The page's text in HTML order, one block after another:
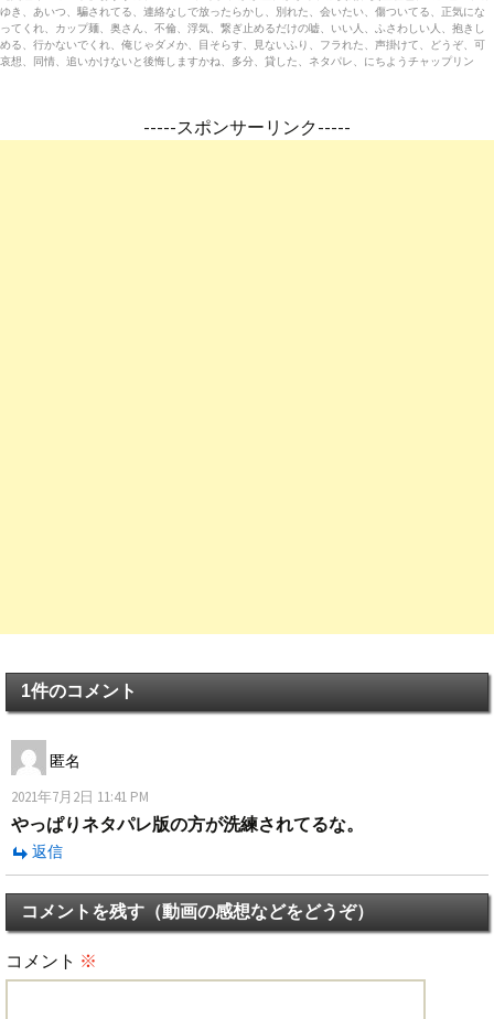
ゆき、あいつ、騙されてる、連絡なしで放ったらかし、別れた、会いたい、傷ついてる、正気にな
ってくれ、カップ麺、奥さん、不倫、浮気、繋ぎ止めるだけの嘘、いい人、ふさわしい人、抱きし
める、行かないでくれ、俺じゃダメか、目そらす、見ないふり、フラれた、声掛けて、どうぞ、可
哀想、同情、追いかけないと後悔しますかね、多分、貸した、ネタパレ、にちようチャップリン
-----スポンサーリンク-----
1件のコメント
匿名
2021年7月2日 11:41 PM
やっぱりネタパレ版の方が洗練されてるな。
返信
コメントを残す（動画の感想などをどうぞ）
コメント ※